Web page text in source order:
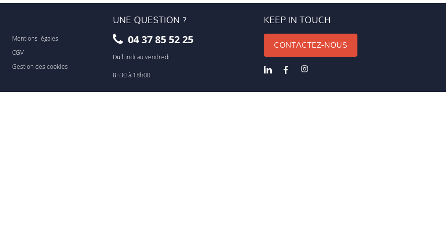
Mentions légales
CGV
Gestion des cookies
UNE QUESTION ?
04 37 85 52 25
Du lundi au vendredi
8h30 à 18h00
KEEP IN TOUCH
CONTACTEZ-NOUS